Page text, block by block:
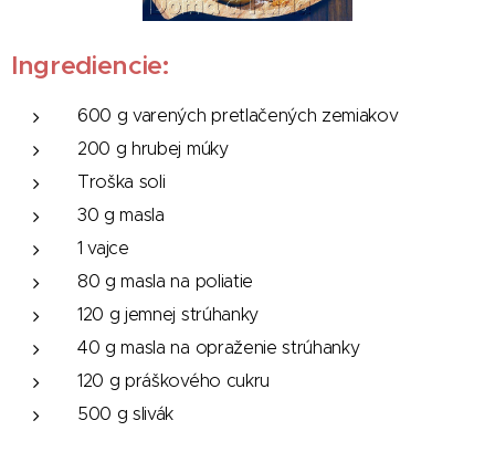
Ingrediencie:
600 g varených pretlačených zemiakov
200 g hrubej múky
Troška soli
30 g masla
1 vajce
80 g masla na poliatie
120 g jemnej strúhanky
40 g masla na opraženie strúhanky
120 g práškového cukru
500 g slivák